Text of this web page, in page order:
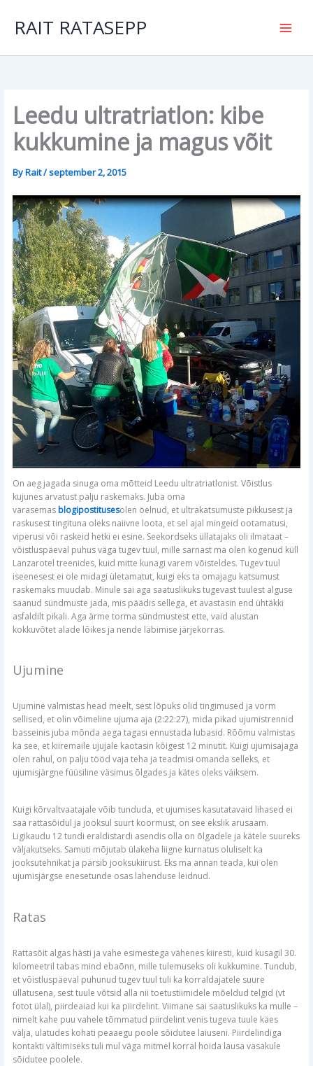
contentRAIT RATASEPP
Leedu ultratriatlon: kibe
kukkumine ja magus võit
ByRait/september 2, 2015
On aeg jagada sinuga oma mõtteid Leedu ultratriatlonist. Võistlus
kujunes arvatust palju raskemaks. Juba oma
varasemas blogipostitusesolen öelnud, et ultrakatsumuste pikkusest ja
raskusest tingituna oleks naiivne loota, et sel ajal mingeid ootamatusi,
viperusi või raskeid hetki ei esine. Seekordseks üllatajaks oli ilmataat –
võistluspäeval puhus väga tugev tuul, mille sarnast ma olen kogenud küll
Lanzarotel treenides, kuid mitte kunagi varem võisteldes. Tugev tuul
iseenesest ei ole midagi ületamatut, kuigi eks ta omajagu katsumust
raskemaks muudab. Minule sai aga saatuslikuks tugevast tuulest alguse
saanud sündmuste jada, mis päädis sellega, et avastasin end ühtäkki
asfaldilt pikali. Aga ärme torma sündmustest ette, vaid alustan
kokkuvõtet alade lõikes ja nende läbimise järjekorras.
Ujumine
Ujumine valmistas head meelt, sest lõpuks olid tingimused ja vorm
sellised, et olin võimeline ujuma aja (2:22:27), mida pikad ujumistrennid
basseinis juba mõnda aega tagasi ennustada lubasid. Rõõmu valmistas
ka see, et kiiremaile ujujale kaotasin kõigest 12 minutit. Kuigi ujumisajaga
olen rahul, on palju tööd vaja teha ja teadmisi omanda selleks, et
ujumisjärgne füüsiline väsimus õlgades ja kätes oleks väiksem.
Kuigi kõrvaltvaatajale võib tunduda, et ujumises kasutatavaid lihased ei
saa rattasõidul ja jooksul suurt koormust, on see ekslik arusaam.
Ligikaudu 12 tundi eraldistardi asendis olla on õlgadele ja kätele suureks
väljakutseks. Samuti mõjutab ülakeha liigne kurnatus oluliselt ka
jooksutehnikat ja pärsib jooksukiirust. Eks ma annan teada, kui olen
ujumisjärgse enesetunde osas lahenduse leidnud.
Ratas
Rattasõit algas hästi ja vahe esimestega vähenes kiiresti, kuid kusagil 30.
kilomeetril tabas mind ebaõnn, mille tulemuseks oli kukkumine. Tundub,
et võistluspäeval puhunud tugev tuul tuli ka korraldajatele suure
üllatusena, sest tuule võtsid alla nii toetustiimidele mõeldud telgid (vt
fotot ülal), piirdeaiad kui ka piirdelint. Viimane sai saatuslikuks ka mulle –
nimelt kahe puu vahele tõmmatud piirdelint venis tugeva tuule käes
välja, ulatudes kohati peaaegu poole sõidutee laiuseni. Piirdelindiga
kontakti vältimiseks tuli mul väga mitmel korral hoida lausa vasakule
sõidutee poolele.